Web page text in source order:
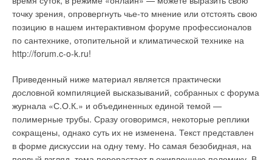
точку зрения, опровергнуть чье-то мнение или отстоять свою
позицию в нашем интерактивном форуме профессионалов
по сантехнике, отопительной и климатической технике на
http://forum.c-o-k.ru!
Приведенный ниже материал является практически
дословной компиляцией высказываний, собранных с форума
журнала «С.О.К.» и объединенных единой темой —
полимерные трубы. Сразу оговоримся, некоторые реплики
сокращены, однако суть их не изменена. Текст представлен
в форме дискуссии на одну тему. Но самая безобидная, на
Рис. 3. Макет оперного
театра Bjо / rvika,
помощью MagiCAD
Рис. 4. План первого
один серьезный шаг вперед — при его разработке были
учтены специфические российские требования к надежности
и долговечности. Радиаторы RS BIMETAL производятся на
современной автоматической линии с прецизионной
повышено до 40 бар (это подлинный рекорд прочности для
данного класса изделий), то в процессе производства
радиаторы проходят двухступенчатый контроль.
На первой стадии испытывается по отдельности каждая
секция, и уже на второй весь собранный агрегат тестируется
при давлении 60 бар. Такой радиатор способен выдержать
странах мира. Литейное производство представляет собой
полностью автоматизированные линии с самыми
современными компьютерными системами управления, с
зоной охлаждения длиной до 64 м, индукционными
среднечастотными плавильными печами, вибрационными
С особой тщательностью было выбрано технологическое
оборудование из стран Западной Европы и США по всем
технологическим процессам: подготовка формовочных
смесей, изготовление пресс-форм и моделей, футеровка
печей, обработка приливов и облоя, гальваническое